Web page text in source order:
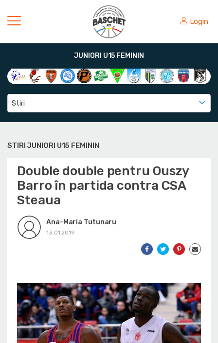
Login
JUNIORI U15 FEMININ
Stiri
STIRI JUNIORI U15 FEMININ
Double double pentru Ouszy
Barro în partida contra CSA
Steaua
Ana-Maria Tutunaru
13.01.2019